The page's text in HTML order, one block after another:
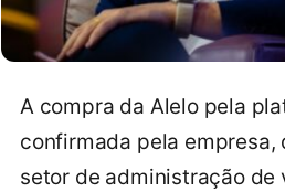
A compra da Alelo pela
confirmada pela empresa,
setor de administração de